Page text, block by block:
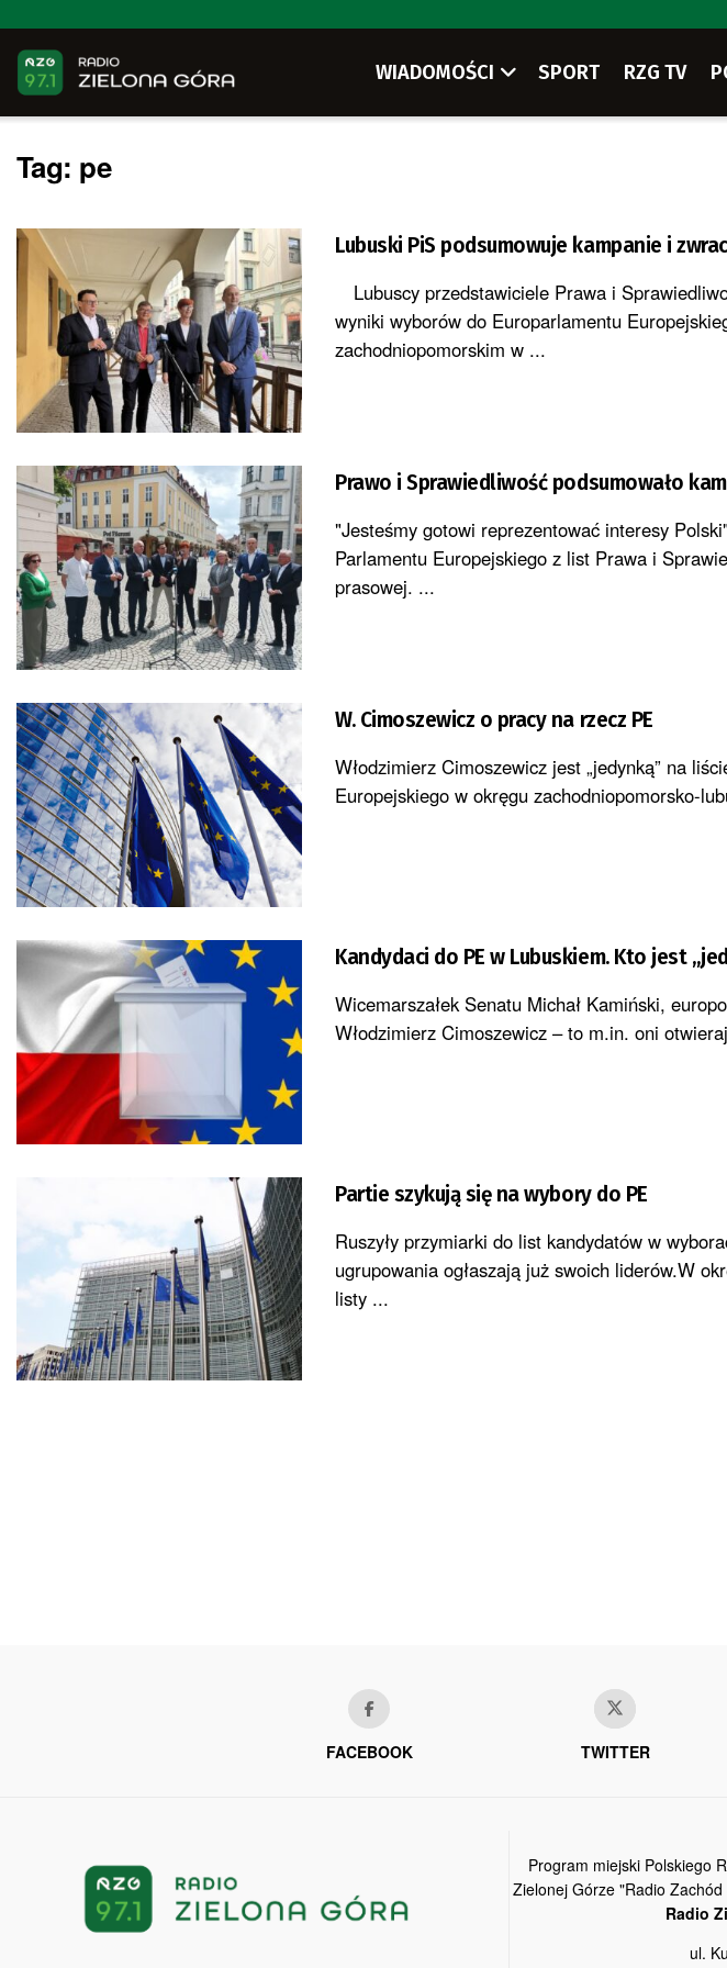
WIADOMOŚCI SPORT RZG TV
Tag: pe
Lubuski PiS podsumowuje kampanie i
Lubuscy przedstawiciele Prawa i
wyniki wyborów do Europarlamentu
zachodniopomorskim w ...
Prawo i Sprawiedliwość podsumowało
"Jesteśmy gotowi reprezentować interesy
Parlamentu Europejskiego z list Prawa i
prasowej. ...
W. Cimoszewicz o pracy na rzecz PE
Włodzimierz Cimoszewicz jest „jedynką” na
Europejskiego w okręgu zachodniopomorsko-
Kandydaci do PE w Lubuskiem. Kto jest
Wicemarszałek Senatu Michał Kamiński,
Włodzimierz Cimoszewicz – to m.in. oni
Partie szykują się na wybory do PE
Ruszyły przymiarki do list kandydatów w
ugrupowania ogłaszają już swoich liderów.W
listy ...
FACEBOOK TWITTER
Program miejski Polskiego
Zielonej Górze "Radio
Radio
ul.